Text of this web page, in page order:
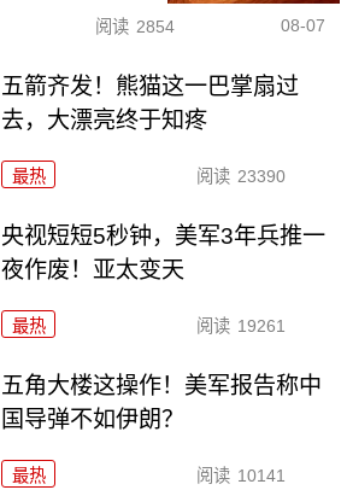
阅读 2854 08-07
五箭齐发！熊猫这一巴掌扇过
去，大漂亮终于知疼
最热 阅读 23390
央视短短5秒钟，美军3年兵推一
夜作废！亚太变天
最热 阅读 19261
五角大楼这操作！美军报告称中
国导弹不如伊朗？
最热 阅读 10141